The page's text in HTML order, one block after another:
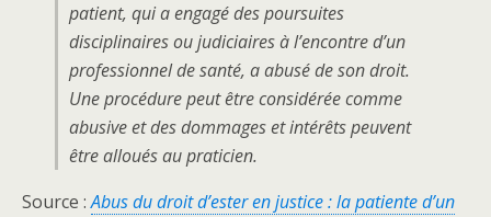
patient, qui a engagé des poursuites
disciplinaires ou judiciaires à l’encontre d’un
professionnel de santé, a abusé de son droit.
Une procédure peut être considérée comme
abusive et des dommages et intérêts peuvent
être alloués au praticien.
Source :Abus du droit d’ester en justice : la patiente d’un